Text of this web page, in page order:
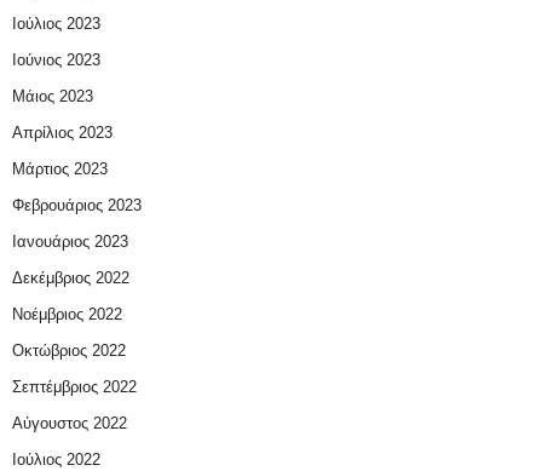
Ιούλιος 2023
Ιούνιος 2023
Μάιος 2023
Απρίλιος 2023
Μάρτιος 2023
Φεβρουάριος 2023
Ιανουάριος 2023
Δεκέμβριος 2022
Νοέμβριος 2022
Οκτώβριος 2022
Σεπτέμβριος 2022
Αύγουστος 2022
Ιούλιος 2022